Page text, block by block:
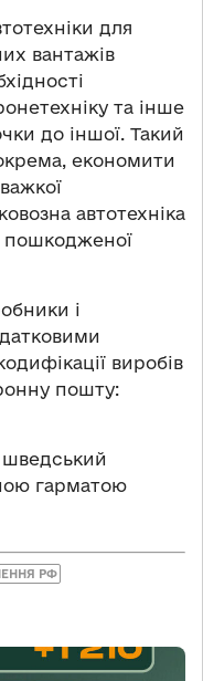
для
вантажів
та інше
до іншої. Такий
економити
автотехніка
пошкодженої
і
виробів
пошту:
гарматою
РФ